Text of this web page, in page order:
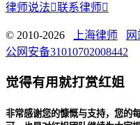
律师说法联系律师
© 2010-2026 上海律师
公网安备31010702008442
觉得有用就打赏红姐
非常感谢您的慷慨与支持，您的